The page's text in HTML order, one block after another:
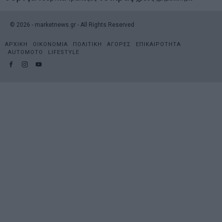
© 2026 - marketnews.gr - All Rights Reserved
ΑΡΧΙΚΗ ΟΙΚΟΝΟΜΙΑ ΠΟΛΙΤΙΚΗ ΑΓΟΡΕΣ
ΕΠΙΚΑΙΡΟΤΗΤΑ
AUTOMOTO
LIFESTYLE